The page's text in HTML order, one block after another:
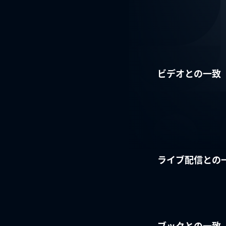
ビデオとの一致
ライブ配信との